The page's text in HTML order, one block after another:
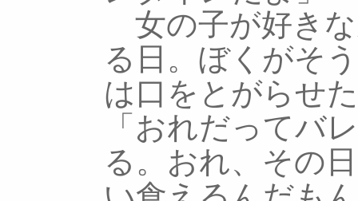
女の子が好き
る日。ぼくがそ
は口をとがらせ
「おれだってバ
る。おれ、その